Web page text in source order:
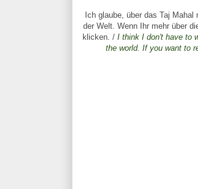
Ich glaube, über das Taj
der Welt. Wenn Ihr mehr über
klicken. / I thinkI don't have to
the world. If you want to